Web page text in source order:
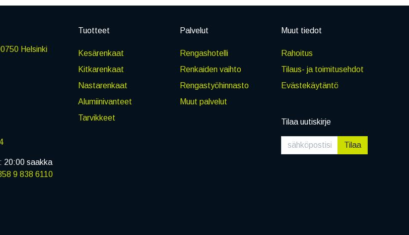
Helsinki
20:00 saakka
9 838 6110
Tuotteet
Kesärenkaat
Kitkarenkaat
Nastarenkaat
Alumiinivanteet
Tarvikkeet
Palvelut
Rengashotelli
Renkaiden vaihto
Rengastyöhinnasto
Muut palvelut
Muut tiedot
Rahoitus
Tilaus- ja toimitusehdot
Evästekäytäntö
Tilaa uutiskirje
Tilaa